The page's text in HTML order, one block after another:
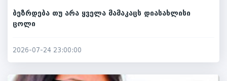
ბეზრდება თუ არა ყველა მამაკაცს დიასახლისი
ცოლი
2026-07-24 23:00:00